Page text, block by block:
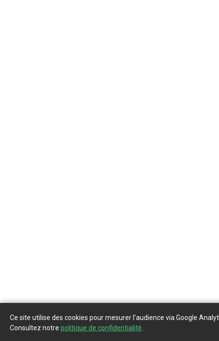
Ce site utilise des cookies pour mesurer l'audience via Google
Consultez notre politique de confidentialité